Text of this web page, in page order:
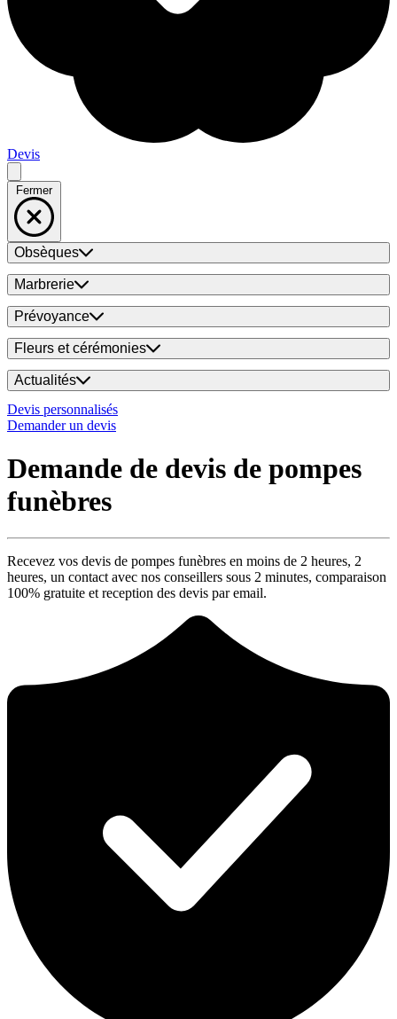
Devis
Fermer
Obsèques
Marbrerie
Prévoyance
Fleurs et cérémonies
Actualités
Devis personnalisés
Demander un devis
Demande de devis de pompes
funèbres
Recevez vos devis de pompes funèbres en moins de 2 heures, 2
heures, un contact avec nos conseillers sous 2 minutes, comparaison
100% gratuite et reception des devis par email.